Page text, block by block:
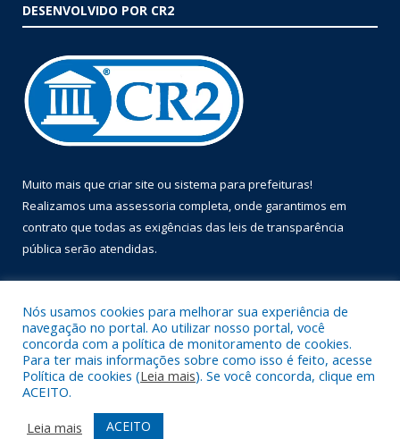
DESENVOLVIDO POR CR2
Muito mais que criar site ou sistema para prefeituras!
Realizamos uma assessoria completa, onde garantimos em
contrato que todas as exigências das leis de transparência
pública serão atendidas.
Todos os direitos reservados a Prefeitura Municipal de Óbidos.
Mapa do Site
Acessar Área Administrativa
Nós usamos cookies para melhorar sua experiência de
navegação no portal. Ao utilizar nosso portal, você
concorda com a política de monitoramento de cookies.
Para ter mais informações sobre como isso é feito, acesse
Política de cookies (Leia mais). Se você concorda, clique em
ACEITO.
Leia mais
ACEITO